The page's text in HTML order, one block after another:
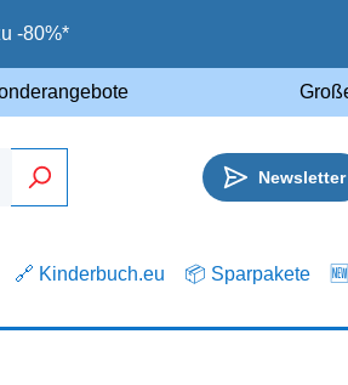
-80%*
Newsletter
🔗 Kinderbuch.eu 📦 Sparpakete